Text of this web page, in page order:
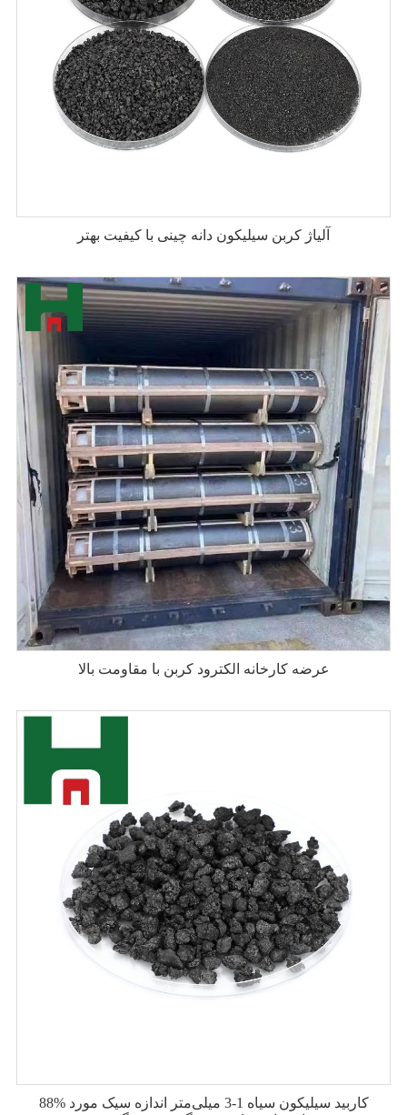
آلیاژ کربن سیلیکون دانه چینی با کیفیت بهتر
عرضه کارخانه الکترود کربن با مقاومت بالا
88% کاربید سیلیکون سیاه 1-3 میلی‌متر اندازه سیک مورد